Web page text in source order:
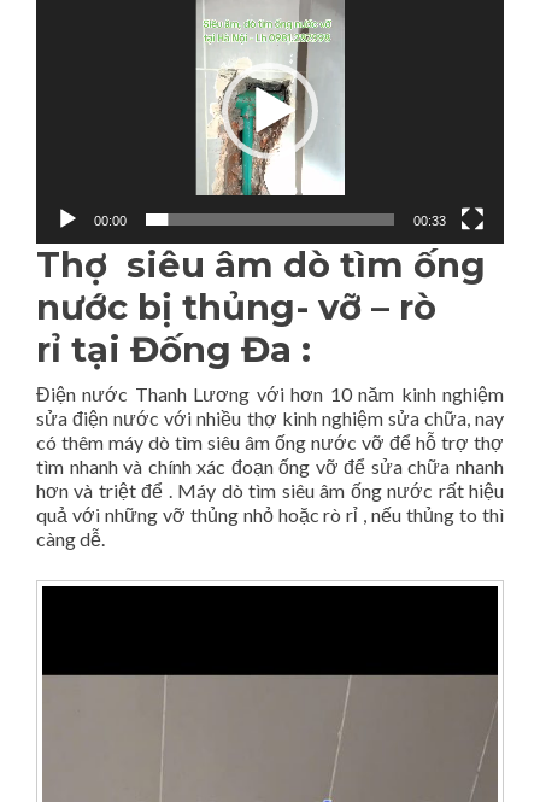
00:00 00:33
Thợ siêu âm dò tìm ống
nước bị thủng- vỡ – rò
rỉ tại Đống Đa :
Điện nước Thanh Lương với hơn 10 năm kinh nghiệm
sửa điện nước với nhiều thợ kinh nghiệm sửa chữa, nay
có thêm máy dò tìm siêu âm ống nước vỡ để hỗ trợ thợ
tìm nhanh và chính xác đoạn ống vỡ để sửa chữa nhanh
hơn và triệt để . Máy dò tìm siêu âm ống nước rất hiệu
quả với những vỡ thủng nhỏ hoặc rò rỉ , nếu thủng to thì
càng dễ.